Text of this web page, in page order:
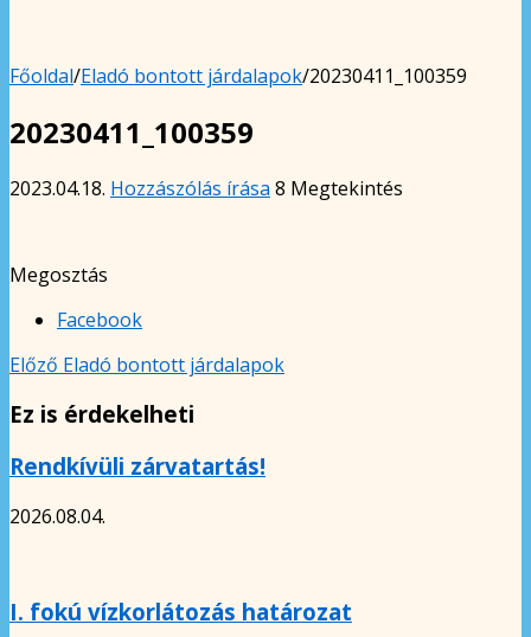
Főoldal/Eladó bontott járdalapok/20230411_100359
20230411_100359
2023.04.18. Hozzászólás írása 8 Megtekintés
Megosztás
Facebook
Előző Eladó bontott járdalapok
Ez is érdekelheti
Rendkívüli zárvatartás!
2026.08.04.
I. fokú vízkorlátozás határozat